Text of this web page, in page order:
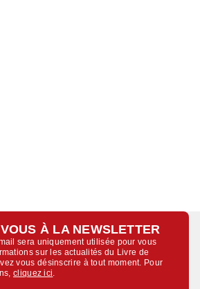
À LA NEWSLETTER
sera uniquement utilisée pour vous
sur les actualités du Livre de
vous désinscrire à tout moment. Pour
cliquez ici